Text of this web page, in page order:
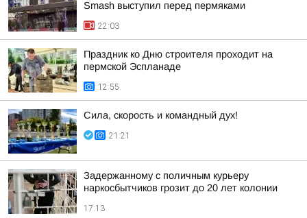
Smash выступил перед пермяками
22:03
Праздник ко Дню строителя проходит на
пермской Эспланаде
12:55
Сила, скорость и командный дух!
21:21
Задержанному с поличным курьеру
наркосбытчиков грозит до 20 лет колонии
17:13